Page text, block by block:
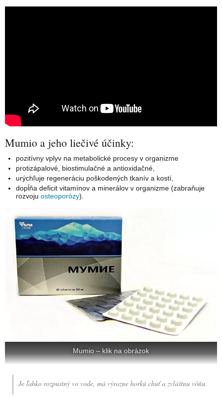
Mumio a jeho liečivé účinky:
pozitívny vplyv na metabolické procesy v organizme
protizápalové, biostimulačné a antioxidačné,
urýchľuje regeneráciu poškodených tkanív a kostí,
dopĺňa deficit vitamínov a minerálov v organizme (zabraňuje
rozvojuosteoporózy).
Mumio – klik na obrázok
Je ľahko rozpustný vo vode, má výrazne horkú chuť a zvláštnu vôňu.